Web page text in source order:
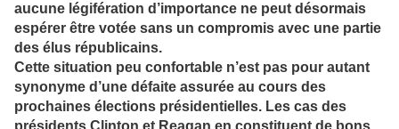
aucune légifération d’importance ne peut désormais
espérer être votée sans un compromis avec une partie
des élus républicains.
Cette situation peu confortable n’est pas pour autant
synonyme d’une défaite assurée au cours des
prochaines élections présidentielles. Les cas des